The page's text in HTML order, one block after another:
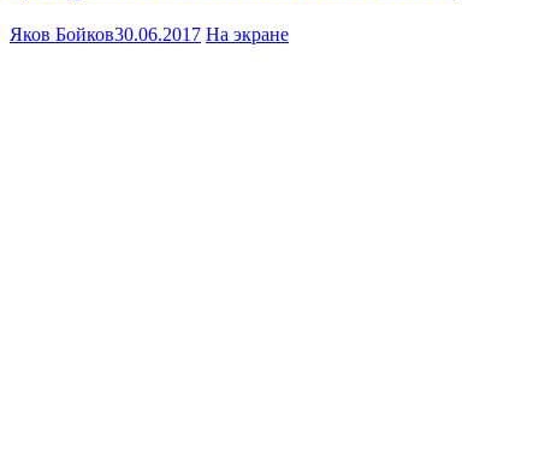
Яков Бойков30.06.2017 На экране